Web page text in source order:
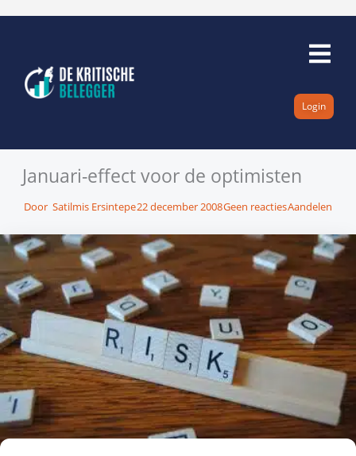
inhoud
Login
Januari-effect voor de optimisten
Door Satilmis Ersintepe22 december 2008Geen reactiesAandelen